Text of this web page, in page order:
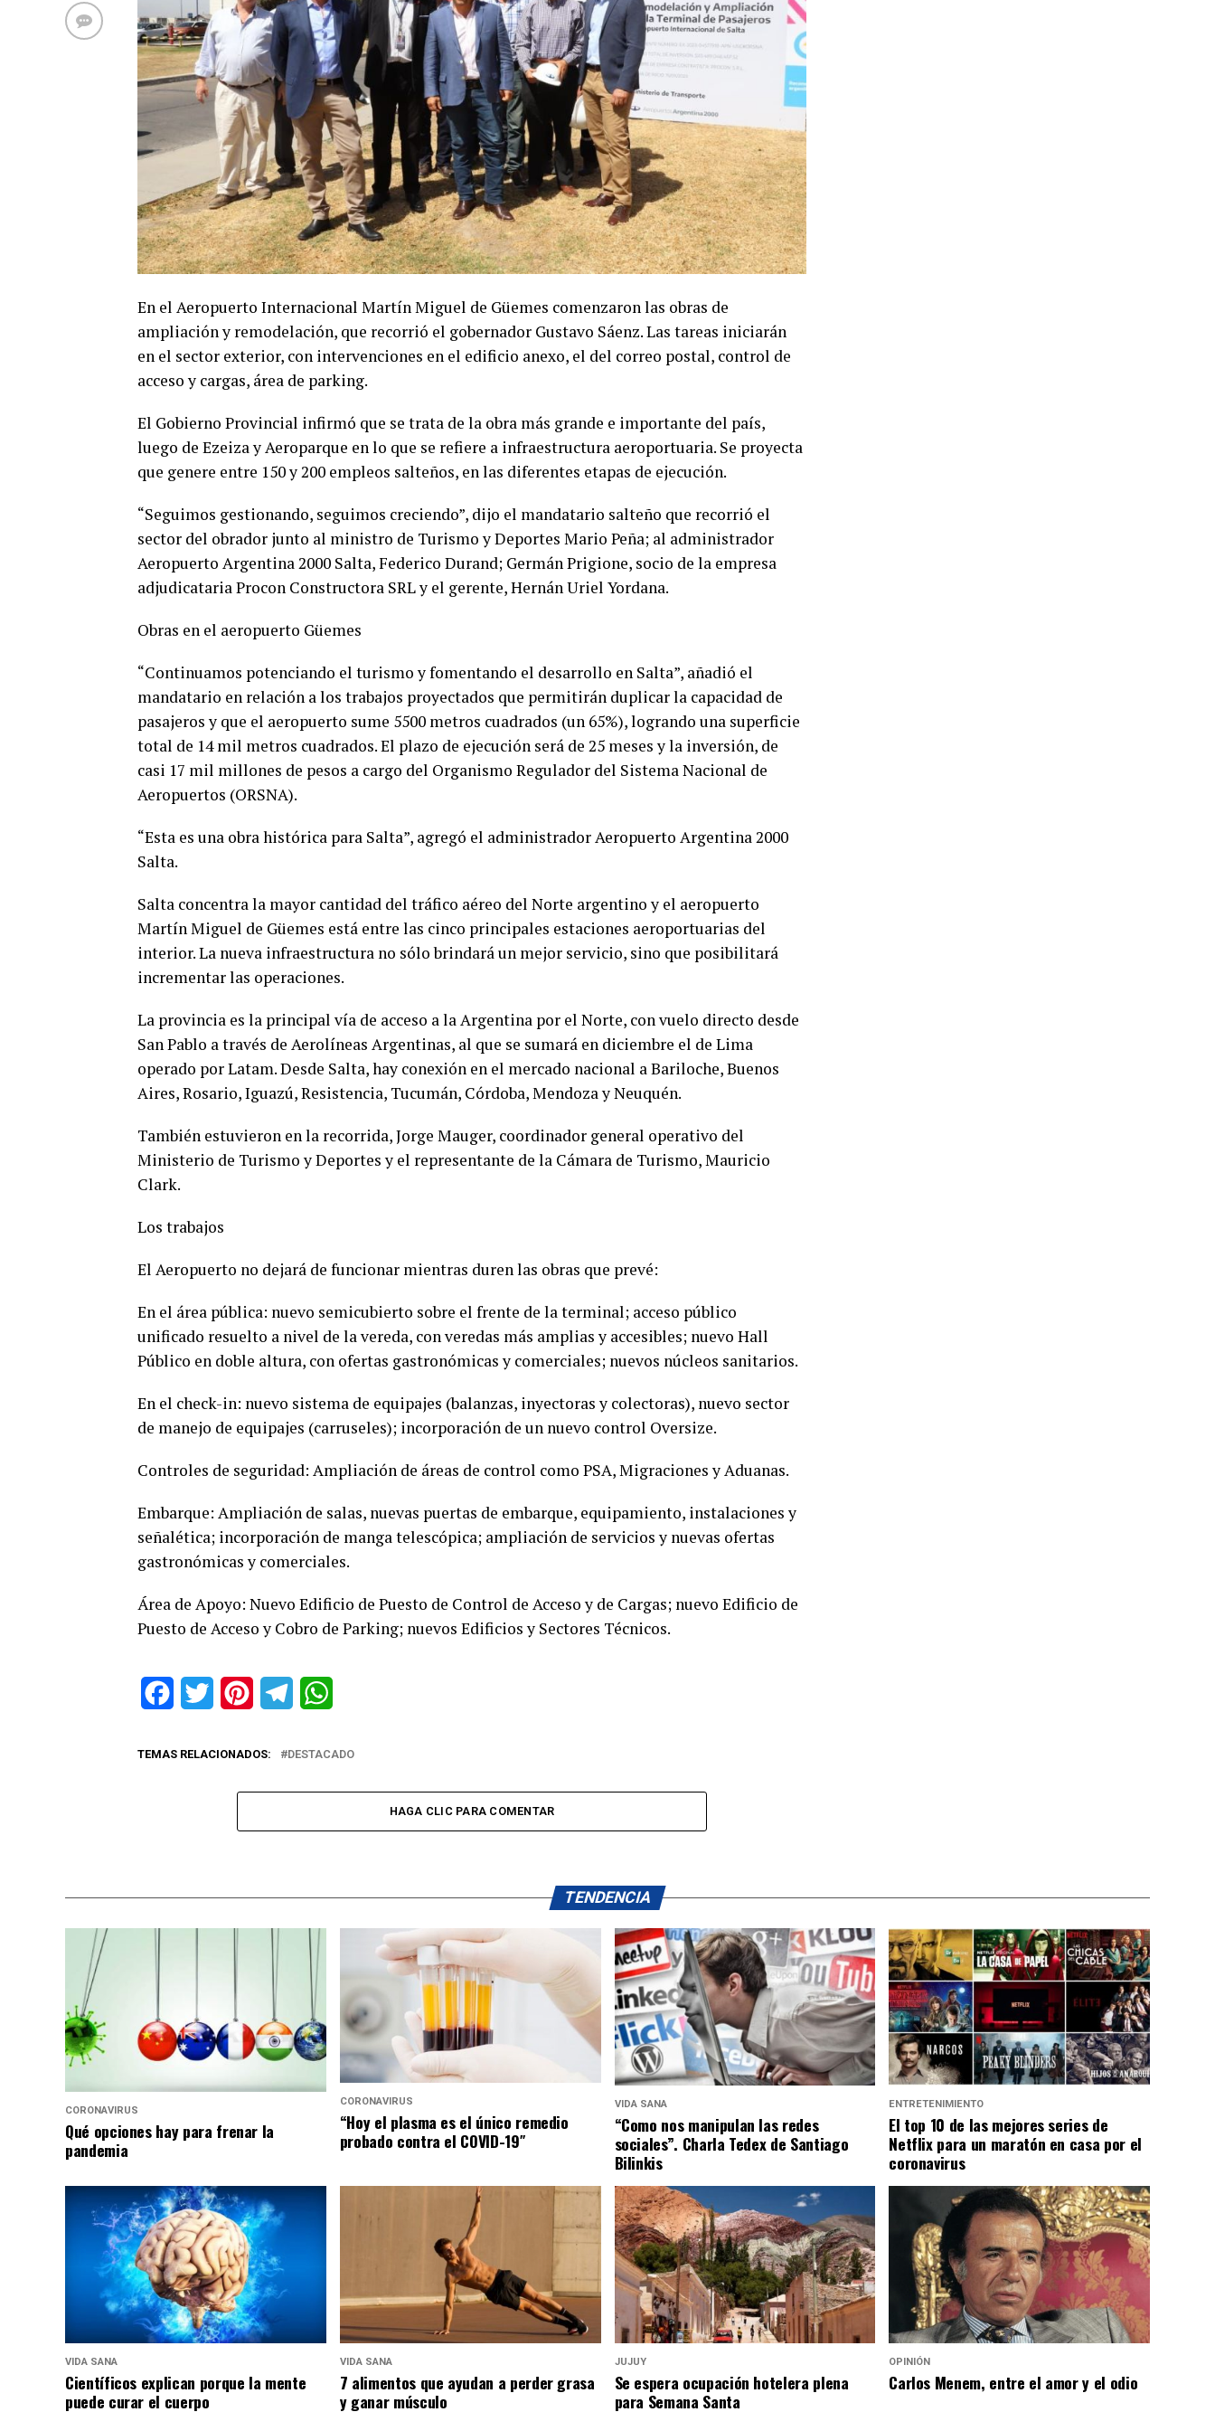
En el Aeropuerto Internacional Martín Miguel de Güemes comenzaron las obras de
ampliación y remodelación, que recorrió el gobernador Gustavo Sáenz. Las tareas iniciarán
en el sector exterior, con intervenciones en el edificio anexo, el del correo postal, control de
acceso y cargas, área de parking.
El Gobierno Provincial infirmó que se trata de la obra más grande e importante del país,
luego de Ezeiza y Aeroparque en lo que se refiere a infraestructura aeroportuaria. Se proyecta
que genere entre 150 y 200 empleos salteños, en las diferentes etapas de ejecución.
“Seguimos gestionando, seguimos creciendo”, dijo el mandatario salteño que recorrió el
sector del obrador junto al ministro de Turismo y Deportes Mario Peña; al administrador
Aeropuerto Argentina 2000 Salta, Federico Durand; Germán Prigione, socio de la empresa
adjudicataria Procon Constructora SRL y el gerente, Hernán Uriel Yordana.
Obras en el aeropuerto Güemes
“Continuamos potenciando el turismo y fomentando el desarrollo en Salta”, añadió el
mandatario en relación a los trabajos proyectados que permitirán duplicar la capacidad de
pasajeros y que el aeropuerto sume 5500 metros cuadrados (un 65%), logrando una superficie
total de 14 mil metros cuadrados. El plazo de ejecución será de 25 meses y la inversión, de
casi 17 mil millones de pesos a cargo del Organismo Regulador del Sistema Nacional de
Aeropuertos (ORSNA).
“Esta es una obra histórica para Salta”, agregó el administrador Aeropuerto Argentina 2000
Salta.
Salta concentra la mayor cantidad del tráfico aéreo del Norte argentino y el aeropuerto
Martín Miguel de Güemes está entre las cinco principales estaciones aeroportuarias del
interior. La nueva infraestructura no sólo brindará un mejor servicio, sino que posibilitará
incrementar las operaciones.
La provincia es la principal vía de acceso a la Argentina por el Norte, con vuelo directo desde
San Pablo a través de Aerolíneas Argentinas, al que se sumará en diciembre el de Lima
operado por Latam. Desde Salta, hay conexión en el mercado nacional a Bariloche, Buenos
Aires, Rosario, Iguazú, Resistencia, Tucumán, Córdoba, Mendoza y Neuquén.
También estuvieron en la recorrida, Jorge Mauger, coordinador general operativo del
Ministerio de Turismo y Deportes y el representante de la Cámara de Turismo, Mauricio
Clark.
Los trabajos
El Aeropuerto no dejará de funcionar mientras duren las obras que prevé:
En el área pública: nuevo semicubierto sobre el frente de la terminal; acceso público
unificado resuelto a nivel de la vereda, con veredas más amplias y accesibles; nuevo Hall
Público en doble altura, con ofertas gastronómicas y comerciales; nuevos núcleos sanitarios.
En el check-in: nuevo sistema de equipajes (balanzas, inyectoras y colectoras), nuevo sector
de manejo de equipajes (carruseles); incorporación de un nuevo control Oversize.
Controles de seguridad: Ampliación de áreas de control como PSA, Migraciones y Aduanas.
Embarque: Ampliación de salas, nuevas puertas de embarque, equipamiento, instalaciones y
señalética; incorporación de manga telescópica; ampliación de servicios y nuevas ofertas
gastronómicas y comerciales.
Área de Apoyo: Nuevo Edificio de Puesto de Control de Acceso y de Cargas; nuevo Edificio de
Puesto de Acceso y Cobro de Parking; nuevos Edificios y Sectores Técnicos.
FacebookTwitter PinterestTelegram
TEMAS RELACIONADOS: DESTACADO
HAGA CLIC PARA COMENTAR
TENDENCIA
CORONAVIRUS
Qué opciones hay para frenar la
pandemia
CORONAVIRUS
“Hoy el plasma es el único remedio
probado contra el COVID-19″
VIDA SANA
“Como nos manipulan las redes
sociales”. Charla Tedex de Santiago
Bilinkis
ENTRETENIMIENTO
El top 10 de las mejores series de
Netflix para un maratón en casa por el
coronavirus
VIDA SANA
Científicos explican porque la mente
puede curar el cuerpo
VIDA SANA
7 alimentos que ayudan a perder grasa
y ganar músculo
JUJUY
Se espera ocupación hotelera plena
para Semana Santa
OPINIÓN
Carlos Menem, entre el amor y el odio